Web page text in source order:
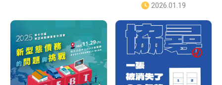
：
發
日
期
：
2026.01.19